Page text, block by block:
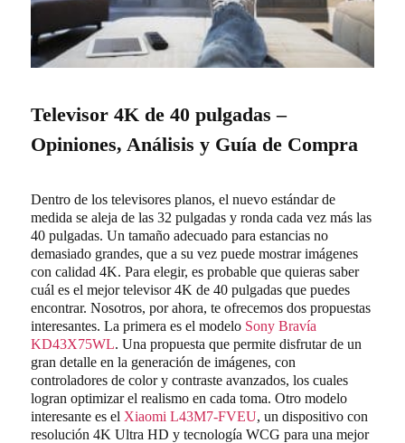
Televisor 4K de 40 pulgadas –
Opiniones, Análisis y Guía de Compra
Dentro de los televisores planos, el nuevo estándar de
medida se aleja de las 32 pulgadas y ronda cada vez más las
40 pulgadas. Un tamaño adecuado para estancias no
demasiado grandes, que a su vez puede mostrar imágenes
con calidad 4K. Para elegir, es probable que quieras saber
cuál es el mejor televisor 4K de 40 pulgadas que puedes
encontrar. Nosotros, por ahora, te ofrecemos dos propuestas
interesantes. La primera es el modelo Sony Bravía
KD43X75WL. Una propuesta que permite disfrutar de un
gran detalle en la generación de imágenes, con
controladores de color y contraste avanzados, los cuales
logran optimizar el realismo en cada toma. Otro modelo
interesante es el Xiaomi ‎L43M7-FVEU, un dispositivo con
resolución 4K Ultra HD y tecnología WCG para una mejor